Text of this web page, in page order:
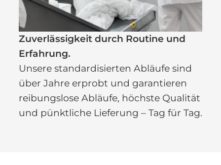
Zuverlässigkeit durch Routine und
Erfahrung.
Unsere standardisierten Abläufe sind
über Jahre erprobt und garantieren
reibungslose Abläufe, höchste Qualität
und pünktliche Lieferung – Tag für Tag.